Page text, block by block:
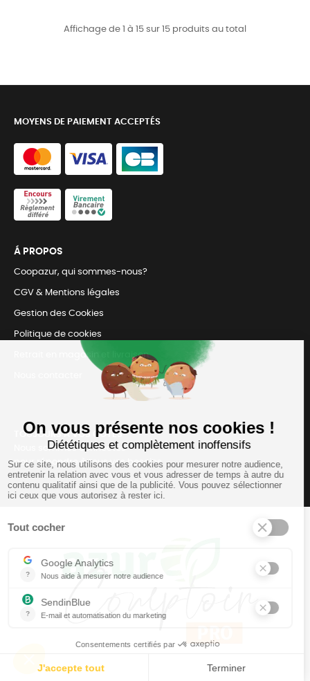
Affichage de 1 à 15 sur 15 produits au total
MOYENS DE PAIEMENT ACCEPTÉS
Á PROPOS
Coopazur, qui sommes-nous?
CGV & Mentions légales
Gestion des Cookies
Politique de cookies
Retrait en magasin et livraison
TOUJOURS Á VOS CÔTÉS
Nous sommes connectés
pour répondre à tous vos besoins